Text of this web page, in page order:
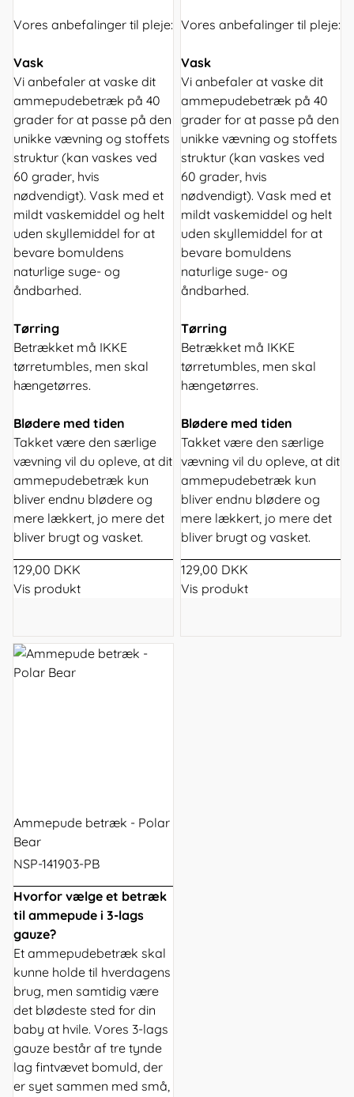
Vores anbefalinger til pleje:
Vask
Vi anbefaler at vaske dit
ammepudebetræk på 40
grader for at passe på den
unikke vævning og stoffets
struktur (kan vaskes ved
60 grader, hvis
nødvendigt). Vask med et
mildt vaskemiddel og helt
uden skyllemiddel for at
bevare bomuldens
naturlige suge- og
åndbarhed.
Tørring
Betrækket må IKKE
tørretumbles, men skal
hængetørres.
Blødere med tiden
Takket være den særlige
vævning vil du opleve, at dit
ammepudebetræk kun
bliver endnu blødere og
mere lækkert, jo mere det
bliver brugt og vasket.
129,00 DKK
Vis produkt
Vores anbefalinger til pleje:
Vask
Vi anbefaler at vaske dit
ammepudebetræk på 40
grader for at passe på den
unikke vævning og stoffets
struktur (kan vaskes ved
60 grader, hvis
nødvendigt). Vask med et
mildt vaskemiddel og helt
uden skyllemiddel for at
bevare bomuldens
naturlige suge- og
åndbarhed.
Tørring
Betrækket må IKKE
tørretumbles, men skal
hængetørres.
Blødere med tiden
Takket være den særlige
vævning vil du opleve, at dit
ammepudebetræk kun
bliver endnu blødere og
mere lækkert, jo mere det
bliver brugt og vasket.
129,00 DKK
Vis produkt
Ammepude betræk - Polar
Bear
NSP-141903-PB
Hvorfor vælge et betræk
til ammepude i 3-lags
gauze?
Et ammepudebetræk skal
kunne holde til hverdagens
brug, men samtidig være
det blødeste sted for din
baby at hvile. Vores 3-lags
gauze består af tre tynde
lag fintvævet bomuld, der
er syet sammen med små,